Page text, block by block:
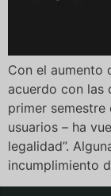
Con el aumento
acuerdo con las
primer
usuarios – ha
legalidad”.
incumplimiento